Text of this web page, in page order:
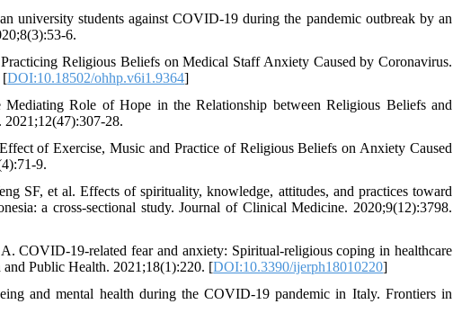
university students against COVID-19 during the pandemic outbreak by an
6.
Religious Beliefs on Medical Staff Anxiety Caused by Coronavirus.
[DOI:10.18502/ohhp.v6i1.9364]
Role of Hope in the Relationship between Religious Beliefs and
2021;12(47):307-28.
of Exercise, Music and Practice of Religious Beliefs on Anxiety Caused
9.
SF, et al. Effects of spirituality, knowledge, attitudes, and practices toward
a cross-sectional study. Journal of Clinical Medicine. 2020;9(12):3798.
COVID-19-related fear and anxiety: Spiritual-religious coping in healthcare
Public Health. 2021;18(1):220. [DOI:10.3390/ijerph18010220]
and mental health during the COVID-19 pandemic in Italy. Frontiers in